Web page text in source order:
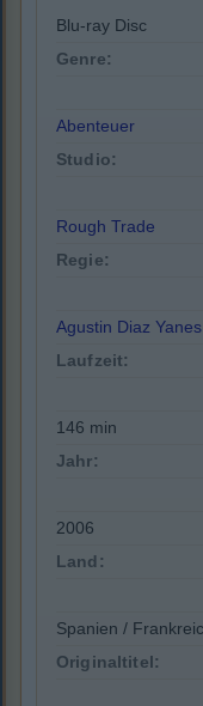
Blu-ray Disc
Genre:
Abenteuer
Studio:
Rough Trade
Regie:
Agustin Diaz Yanes
Laufzeit:
146 min
Jahr:
2006
Land:
Spanien /
Originaltitel: